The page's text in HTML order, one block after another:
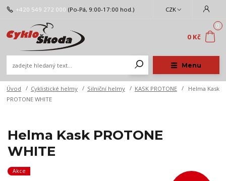
Menu
CZK
+420 549 272 000 (Po-Pá, 9:00-17:00 hod.)
0
0 Kč
Úvod Cyklistické helmy Silniční helmy KASK PROTONE
Helma Kask
PROTONE WHITE
Helma Kask PROTONE
WHITE
Akce